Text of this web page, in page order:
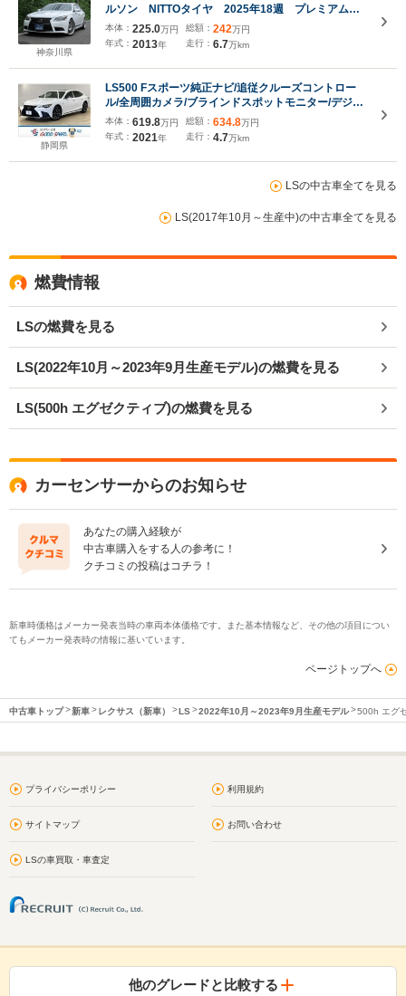
神奈川県
ルソン NITTOタイヤ 2025年18週 プレミアムサ
ウンド 純正ナビ(フルセグ/CD/DVD/BT/USB) バッ
クカメラ シートヒーター 電動リアシェード
本体： 225.0万円
年式： 2013年
総額： 242万円
走行： 6.7万km
静岡県
LS500 Fスポーツ純正ナビ/追従クルーズコントロー
ル/全周囲カメラ/ブラインドスポットモニター/デジタ
ルインナーミラー/レーンキープアシスト/シートヒー
ター/ヘッドアップディスプレイ/Bluetooth再
生/ETC2.0/パドルシフト
本体： 619.8万円
年式： 2021年
総額： 634.8万円
走行： 4.7万km
LSの中古車全てを見る
LS(2017年10月～生産中)の中古車全てを見る
燃費情報
LSの燃費を見る
LS(2022年10月～2023年9月生産モデル)の燃費を見る
LS(500h エグゼクティブ)の燃費を見る
カーセンサーからのお知らせ
あなたの購入経験が
中古車購入をする人の参考に！
クチコミの投稿はコチラ！
新車時価格はメーカー発表当時の車両本体価格です。また基本情報など、その他の項目につい
てもメーカー発表時の情報に基いています。
ページトップへ
他のグレードと比較する
中古車トップ 新車 レクサス（新車） LS 2022年10月～2023年9月生産モデル 500h エグ
プライバシーポリシー 利用規約
サイトマップ お問い合わせ
LSの車買取・車査定